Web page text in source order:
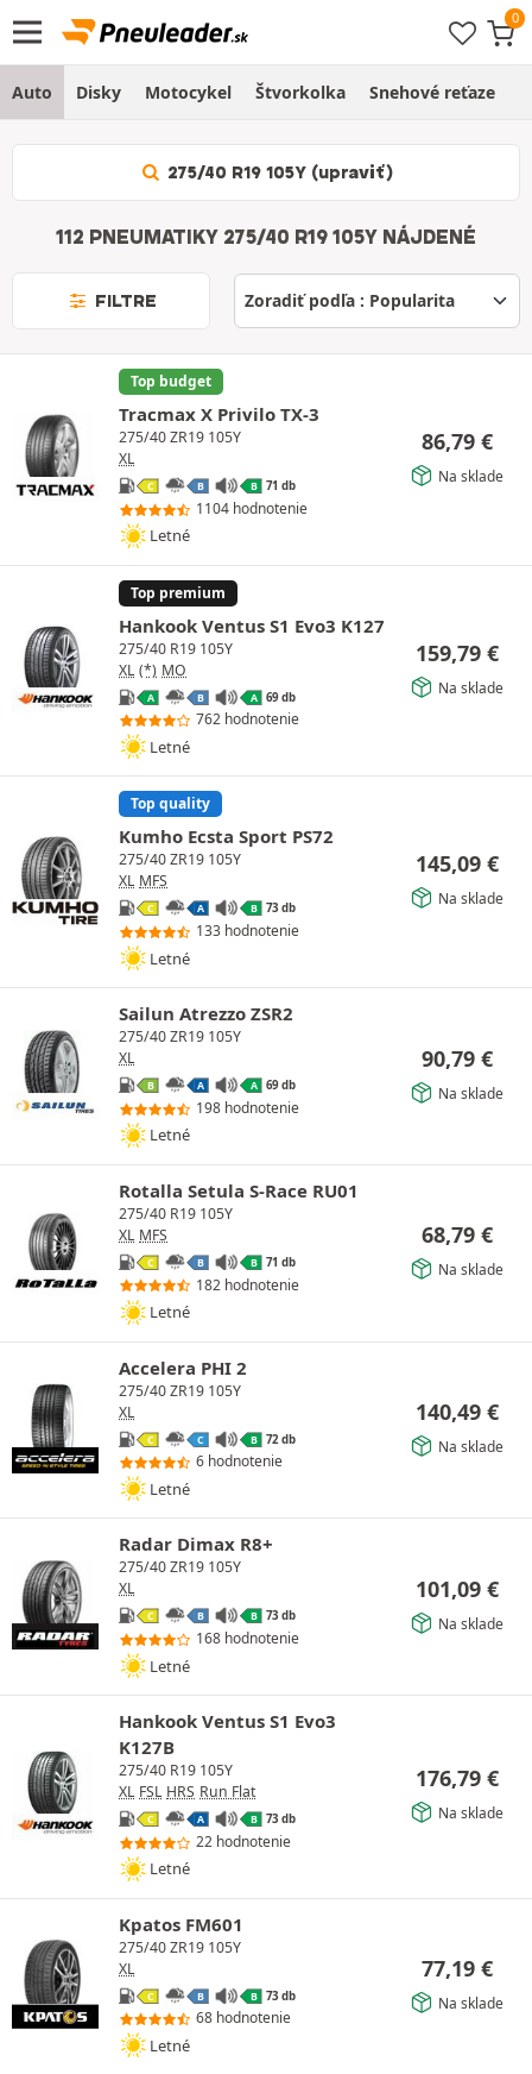
Auto Disky Motocykel Štvorkolka Snehové reťaze
275/40 R19 105Y (upraviť)
112 PNEUMATIKY 275/40 R19 105Y NÁJDENÉ
FILTRE
Top budget
Tracmax X Privilo TX-3
275/40 ZR19 105Y
XL
C B B 71 db
1104 hodnotenie
Letné
86,79 €
Na sklade
Top premium
Hankook Ventus S1 Evo3 K127
275/40 R19 105Y
XL (*) MO
A B A 69 db
762 hodnotenie
Letné
159,79 €
Na sklade
Top quality
Kumho Ecsta Sport PS72
275/40 ZR19 105Y
XL MFS
C A B 73 db
133 hodnotenie
Letné
145,09 €
Na sklade
Sailun Atrezzo ZSR2
275/40 ZR19 105Y
XL
B A A 69 db
198 hodnotenie
Letné
90,79 €
Na sklade
Rotalla Setula S-Race RU01
275/40 R19 105Y
XL MFS
C B B 71 db
182 hodnotenie
Letné
68,79 €
Na sklade
Accelera PHI 2
275/40 ZR19 105Y
XL
C C B 72 db
6 hodnotenie
Letné
140,49 €
Na sklade
Radar Dimax R8+
275/40 ZR19 105Y
XL
C B B 73 db
168 hodnotenie
Letné
101,09 €
Na sklade
Hankook Ventus S1 Evo3
K127B
275/40 R19 105Y
XL FSL HRS Run Flat
C A B 73 db
22 hodnotenie
Letné
176,79 €
Na sklade
Kpatos FM601
275/40 ZR19 105Y
XL
C B B 73 db
68 hodnotenie
Letné
77,19 €
Na sklade